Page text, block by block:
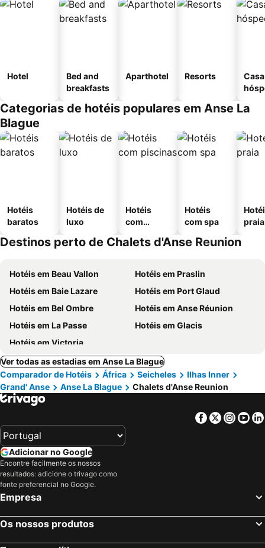
Hotel
Bed and
breakfasts
Aparthotel Resorts
Categorias de hotéis populares em Anse La
Blague
Hotéis
baratos
Hotéis de
luxo
Hotéis
com
Hotéis
com spa
praia
Destinos perto de Chalets d'Anse Reunion
Hotéis em Beau Vallon
Hotéis em Praslin
Hotéis em Baie Lazare
Hotéis em Port Glaud
Hotéis em Bel Ombre
Hotéis em Anse Réunion
Hotéis em La Passe
Hotéis em Glacis
Hotéis em Victoria
Ver todas as estadias em Anse La Blague
Comparador de Hotéis
África Seicheles
Ilhas Inner
Grand' Anse
Anse La Blague Chalets d'Anse Reunion
Facebook
Twitter
Adicionar no Google
Encontre facilmente os nossos
resultados: adicione o trivago como
fonte preferencial no Google.
Empresa
Os nossos produtos